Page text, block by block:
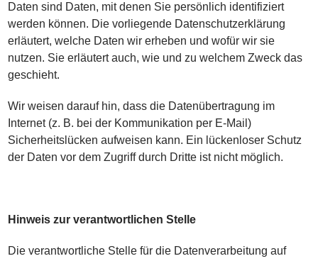
Daten sind Daten, mit denen Sie persönlich identifiziert
werden können. Die vorliegende Datenschutzerklärung
erläutert, welche Daten wir erheben und wofür wir sie
nutzen. Sie erläutert auch, wie und zu welchem Zweck das
geschieht.
Wir weisen darauf hin, dass die Datenübertragung im
Internet (z. B. bei der Kommunikation per E-Mail)
Sicherheitslücken aufweisen kann. Ein lückenloser Schutz
der Daten vor dem Zugriff durch Dritte ist nicht möglich.
Hinweis zur verantwortlichen Stelle
Die verantwortliche Stelle für die Datenverarbeitung auf